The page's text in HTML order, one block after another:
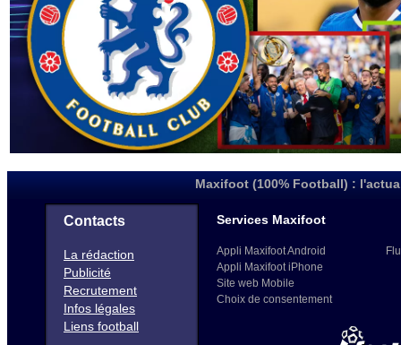
Maxifoot (100% Football) :
Contacts
La rédaction
Publicité
Recrutement
Infos légales
Liens football
Services Maxifoot
Appli Maxifoot Android
Appli Maxifoot iPhone
Site web Mobile
Choix de consentement